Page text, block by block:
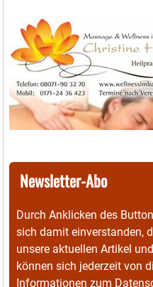
Newsletter-Abo
Durch Anklicken des
sich damit einverstanden,
unsere aktuellen Artikel
können sich jederzeit von
Informationen zum